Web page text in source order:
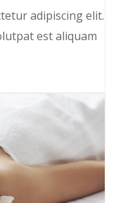
adipiscing elit.
est aliquam